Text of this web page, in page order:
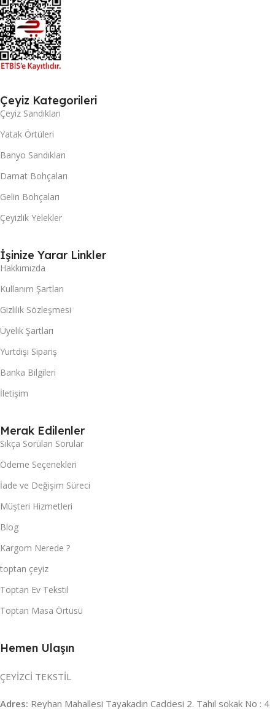
Çeyiz Kategorileri
Çeyiz Sandıkları
Yatak Örtüleri
Banyo Sandıkları
Damat Bohçaları
Gelin Bohçaları
Çeyizlik Yelekler
İşinize Yarar Linkler
Hakkımızda
Kullanım Şartları
Gizlilik Sözleşmesi
Üyelik Şartları
Yurtdışı Sipariş
Banka Bilgileri
İletişim
Merak Edilenler
Sıkça Sorulan Sorular
Ödeme Seçenekleri
İade ve Değişim Süreci
Müşteri Hizmetleri
Blog
Kargom Nerede ?
toptan çeyiz
Toptan Ev Tekstil
Toptan Masa Örtüsü
Hemen Ulaşın
ÇEYİZCİ TEKSTİL
Adres: Reyhan Mahallesi Tayakadın Caddesi 2. Tahıl sokak No : 4